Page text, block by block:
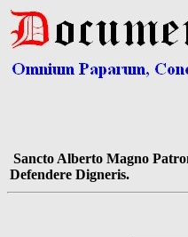
Sancto Alberto Magno
Defendere Digneris.